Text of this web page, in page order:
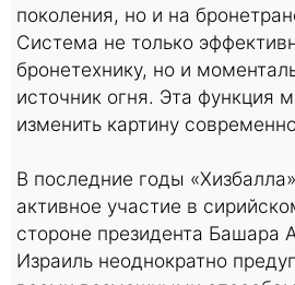
поколения, но и на
Система не только
бронетехнику, но и
источник огня. Эта функция
изменить картину
В последние годы
активное участие в
стороне президента Башара
Израиль неоднократно